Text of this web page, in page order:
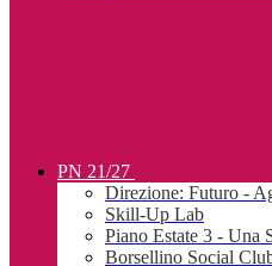
PN 21/27
Direzione: Futuro -
Skill-Up Lab
Piano Estate 3 - Una
Borsellino Social